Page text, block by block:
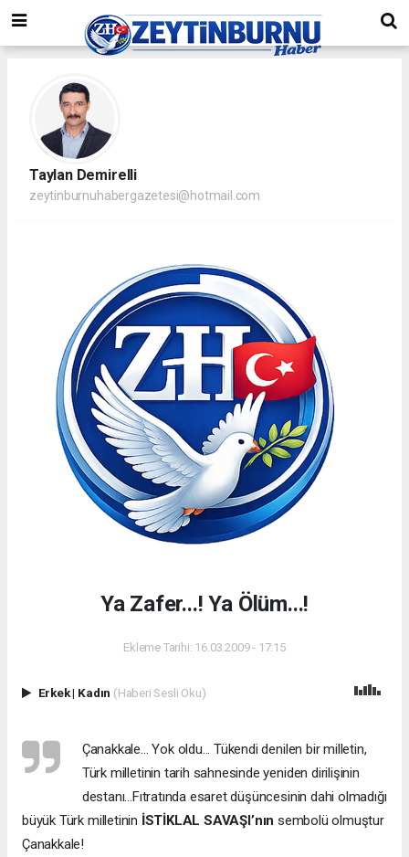
Taylan Demirelli
zeytinburnuhabergazetesi@hotmail.com
Ya Zafer...! Ya Ölüm...!
Ekleme Tarihi: 16.03.2009 - 17:15
Erkek| Kadın (Haberi Sesli Oku)
Çanakkale... Yok oldu... Tükendi denilen bir milletin,
Türk milletinin tarih sahnesinde yeniden dirilişinin
destanı...Fıtratında esaret düşüncesinin dahi olmadığı
büyük Türk milletinin İSTİKLAL SAVAŞI’nın sembolü olmuştur
Çanakkale!